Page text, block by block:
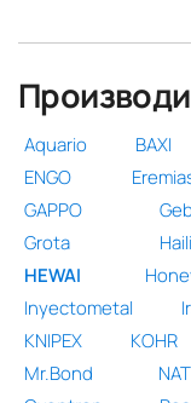
Aquario BAXI
ENGO
GAPPO
Grota
HEWAI
Inyectometal
KNIPEX
KOHR
Mr.Bond